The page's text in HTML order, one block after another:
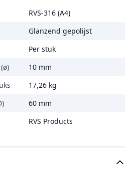
RVS-316 (A4)
Glanzend gepolijst
Per stuk
10 mm
17,26 kg
60 mm
RVS Products